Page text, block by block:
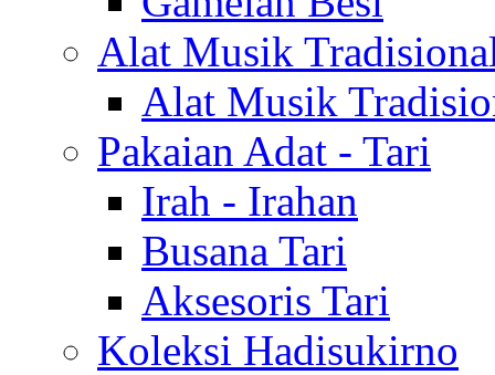
Alat Musik
Alat Musik
Pakaian Adat - Tari
Irah - Irahan
Busana Tari
Aksesoris Tari
Koleksi Hadisukirno